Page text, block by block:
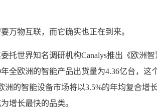
万物互联，而它确实也正在到来。
托世界知名调研机构Canalys推出《欧洲
全欧洲的智能产品出货量为4.36亿台，这
洲的智能设备市场将以3.5%的年均复合增
增长最快的品类。